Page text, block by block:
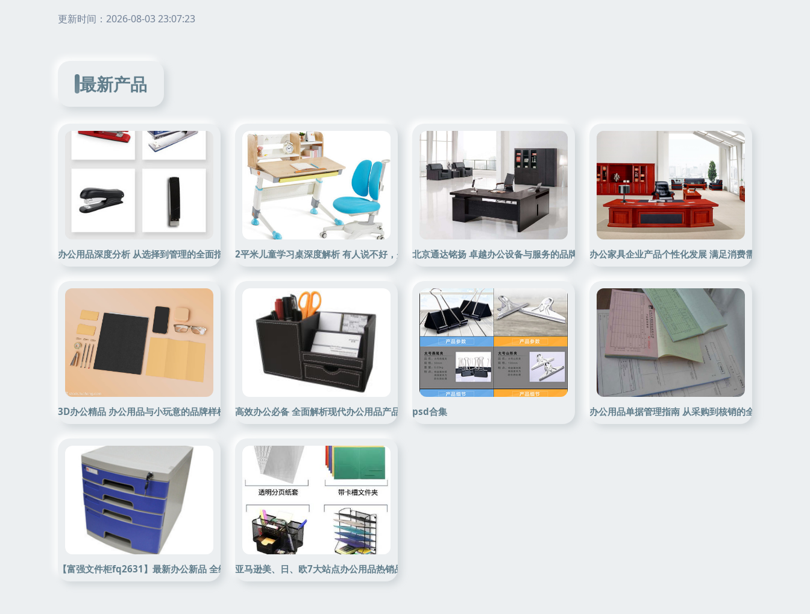
更新时间：2026-08-03 23:07:23
最新产品
办公用品深度分析 从选择到管理的全面指南 2平米儿童学习桌深度解析 有人说不好，是真的吗？——办公用品角度全分析
北京通达铭扬 卓越办公设备与服务的品牌实践办公家具企业产品个性化发展 满足消费需求的必然路径
3D办公精品 办公用品与小玩意的品牌样机模板设计高效办公必备 全面解析现代办公用品产品库的管理与应用
psd合集 办公用品单据管理指南 从采购到核销的全流程优化
【富强文件柜fq2631】最新办公新品 全维度产品参考与实用指南亚马逊美、日、欧7大站点办公用品热销品类解读 选品干货与市场洞察